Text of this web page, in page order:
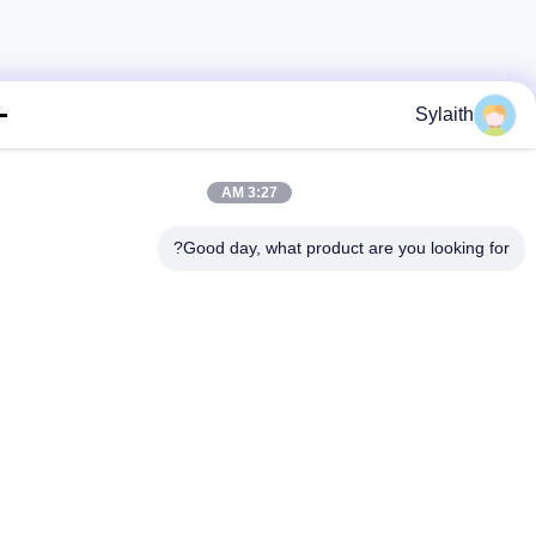
Sylaith
3:27 AM
Good day, what product are you looking